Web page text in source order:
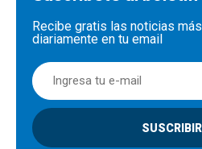
Recibe gratis las noticias
diariamente en tu email